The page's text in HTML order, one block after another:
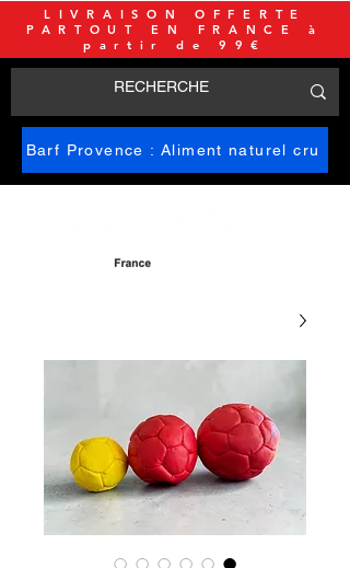
Barf Provence : Aliment naturel cru
LIVRAISON OFFERTE
PARTOUT EN FRANCE à
partir de 99€